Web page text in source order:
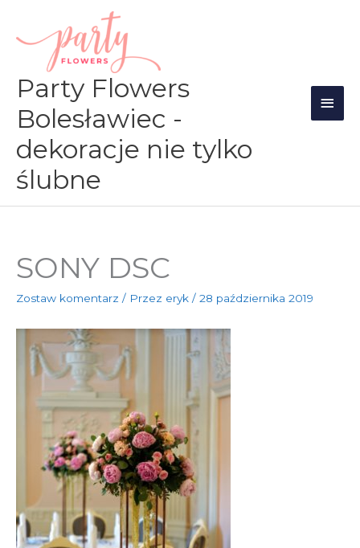
treści
Party Flowers
Bolesławiec -
dekoracje nie tylko
ślubne
SONY DSC
Zostaw komentarz / Przez eryk / 28 października 2019